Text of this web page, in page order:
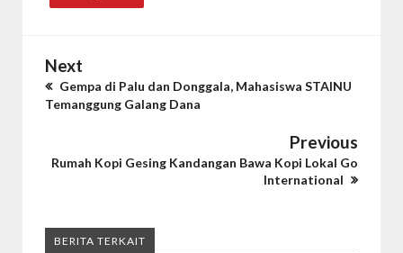
Next
Gempa di Palu dan Donggala, Mahasiswa STAINU
Temanggung Galang Dana
Previous
Rumah Kopi Gesing Kandangan Bawa Kopi Lokal Go
International
BERITA TERKAIT